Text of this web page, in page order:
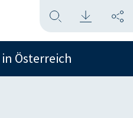
in Österreich